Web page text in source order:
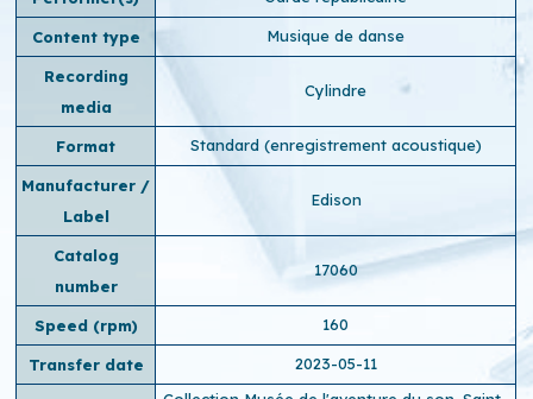
Content type Musique de danse
Recording
media
Cylindre
Format Standard (enregistrement acoustique)
Manufacturer /
Label
Edison
Catalog
number
17060
Speed ​​(rpm) 160
Transfer date
2023-05-11